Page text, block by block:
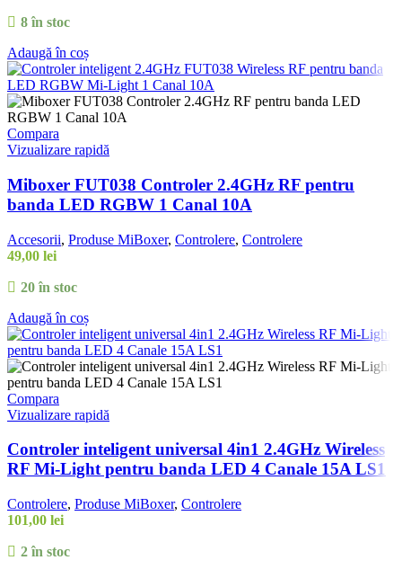
8 în stoc
Adaugă în coș
Compara
Vizualizare rapidă
Miboxer FUT038 Controler 2.4GHz RF pentru
banda LED RGBW 1 Canal 10A
Accesorii, Produse MiBoxer, Controlere, Controlere
49,00 lei
20 în stoc
Adaugă în coș
Compara
Vizualizare rapidă
Controler inteligent universal 4in1 2.4GHz Wireless
RF Mi-Light pentru banda LED 4 Canale 15A LS1
Controlere, Produse MiBoxer, Controlere
101,00 lei
2 în stoc